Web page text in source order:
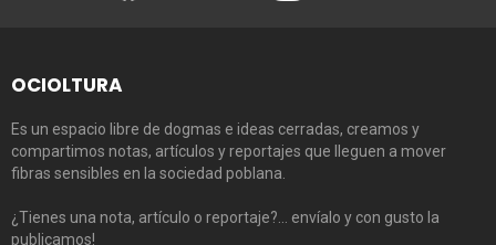
OCIOLTURA
Es un espacio libre de dogmas e ideas cerradas, creamos y
compartimos notas, artículos y reportajes que lleguen a mover
fibras sensibles en la sociedad poblana.
¿Tienes una nota, artículo o reportaje?… envíalo y con gusto la
publicamos!